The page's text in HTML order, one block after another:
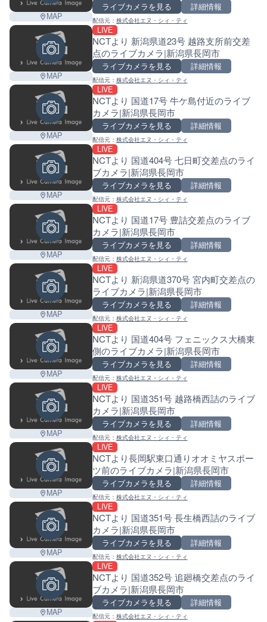
MAP
ライブカメラを見る 詳細情報
配信元： 株式会社エヌ・シィ・ティ
MAP
LIVE
NCTより 新潟県道23号 越路支所前交差
点のライブカメラ|新潟県長岡市
ライブカメラを見る 詳細情報
配信元： 株式会社エヌ・シィ・ティ
MAP
LIVE
NCTより 国道17号 牛ケ島付近のライブ
カメラ|新潟県長岡市
ライブカメラを見る 詳細情報
配信元： 株式会社エヌ・シィ・ティ
MAP
LIVE
NCTより 国道404号 七日町交差点のライ
ブカメラ|新潟県長岡市
ライブカメラを見る 詳細情報
配信元： 株式会社エヌ・シィ・ティ
MAP
LIVE
NCTより 国道17号 豊詰交差点のライブ
カメラ|新潟県長岡市
ライブカメラを見る 詳細情報
配信元： 株式会社エヌ・シィ・ティ
MAP
LIVE
NCTより 新潟県道370号 宮内町交差点の
ライブカメラ|新潟県長岡市
ライブカメラを見る 詳細情報
配信元： 株式会社エヌ・シィ・ティ
MAP
LIVE
NCTより 国道404号 フェニックス大橋東
側のライブカメラ|新潟県長岡市
ライブカメラを見る 詳細情報
配信元： 株式会社エヌ・シィ・ティ
MAP
LIVE
NCTより 国道351号 越路橋西詰のライブ
カメラ|新潟県長岡市
ライブカメラを見る 詳細情報
配信元： 株式会社エヌ・シィ・ティ
MAP
LIVE
NCTより長岡駅東口通りオオミヤスポー
ツ前のライブカメラ|新潟県長岡市
ライブカメラを見る 詳細情報
配信元： 株式会社エヌ・シィ・ティ
MAP
LIVE
NCTより 国道351号 長生橋西詰のライブ
カメラ|新潟県長岡市
ライブカメラを見る 詳細情報
配信元： 株式会社エヌ・シィ・ティ
MAP
LIVE
NCTより 国道352号 追廻橋交差点のライ
ブカメラ|新潟県長岡市
ライブカメラを見る 詳細情報
配信元： 株式会社エヌ・シィ・ティ